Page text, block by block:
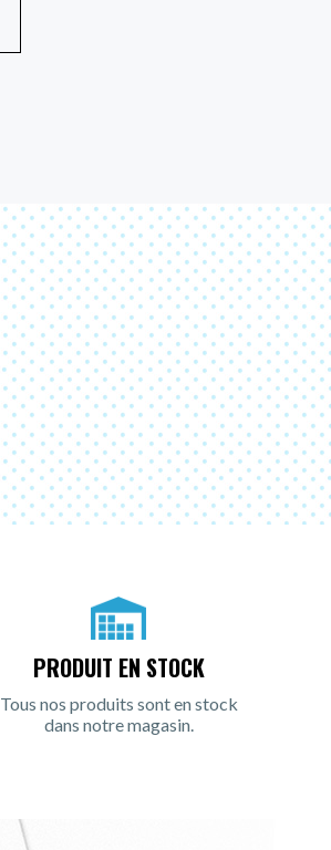
PRODUIT EN STOCK
Tous nos produits sont en stock
dans notre magasin.